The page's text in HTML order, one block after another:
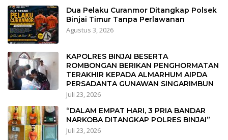
Dua Pelaku Curanmor Ditangkap Polsek
Binjai Timur Tanpa Perlawanan
Agustus 3, 2026
KAPOLRES BINJAI BESERTA
ROMBONGAN BERIKAN PENGHORMATAN
TERAKHIR KEPADA ALMARHUM AIPDA
PERSADANTA GUNAWAN SINGARIMBUN
Juli 23, 2026
“DALAM EMPAT HARI, 3 PRIA BANDAR
NARKOBA DITANGKAP POLRES BINJAI”
Juli 23, 2026